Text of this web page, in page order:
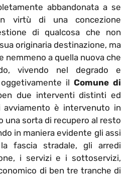
abbandonata a se
virtù di una concezione
di qualcosa che non
originaria destinazione, ma
nemmeno a quella nuova che
vivendo nel degrado e
oggetivamente il Comune di
due interventi distinti ed
è intervenuto in
una sorta di recupero al resto
in maniera evidente gli assi
fascia stradale, gli arredi
i servizi e i sottoservizi,
di ben tre tranche di